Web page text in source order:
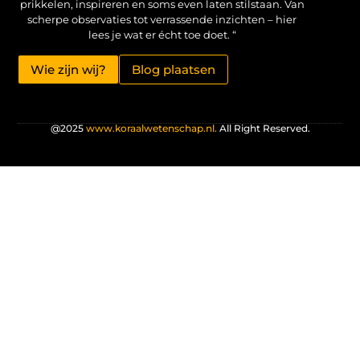
prikkelen, inspireren en soms even laten stilstaan. Van
scherpe observaties tot verrassende inzichten – hier
lees je wat er écht toe doet. “
Wie zijn wij? Blog plaatsen
@2025 www.koraalwetenschap.nl. All Right Reserved.